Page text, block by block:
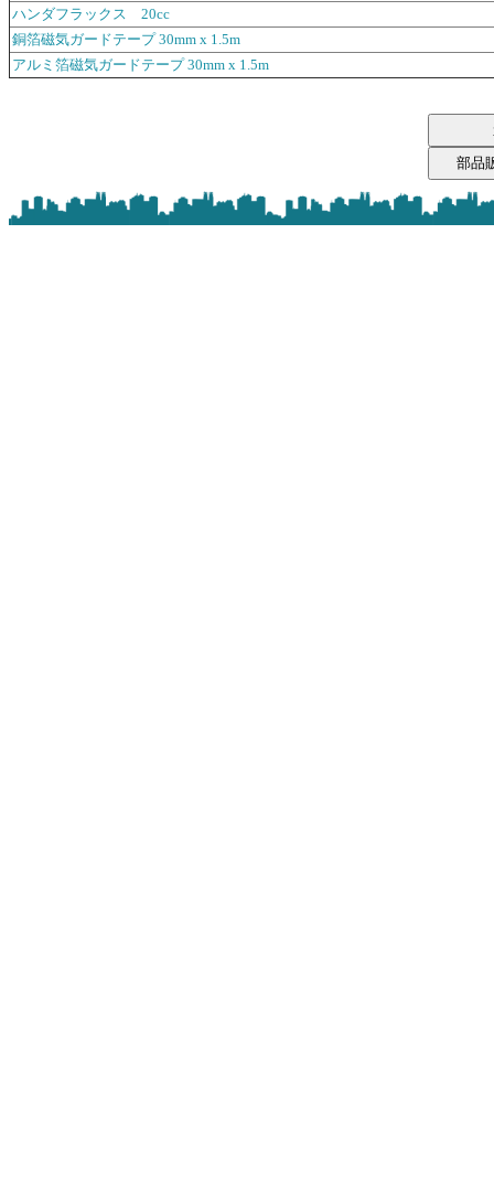
ハンダフラックス 20cc
銅箔磁気ガードテープ 30mm x 1.5m
アルミ箔磁気ガードテープ 30mm x 1.5m